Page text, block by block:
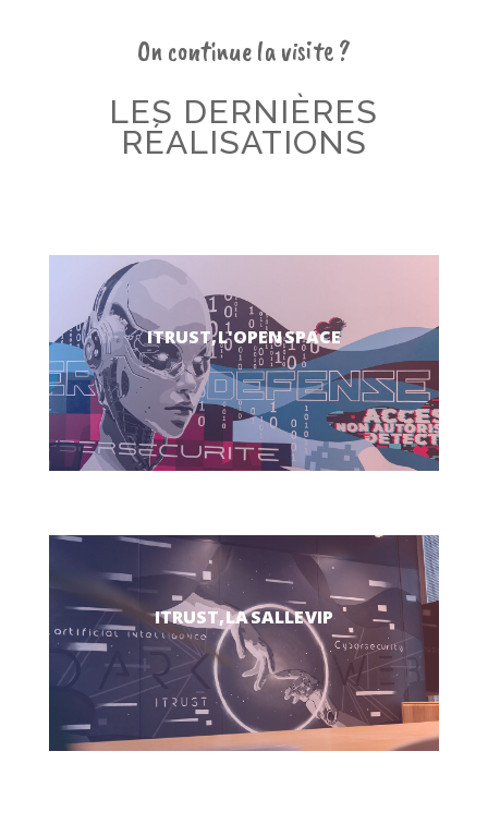
On continue la visite ?
LES DERNIÈRES
RÉALISATIONS
ITRUST, L'OPEN SPACE
ITRUST, LA SALLE VIP